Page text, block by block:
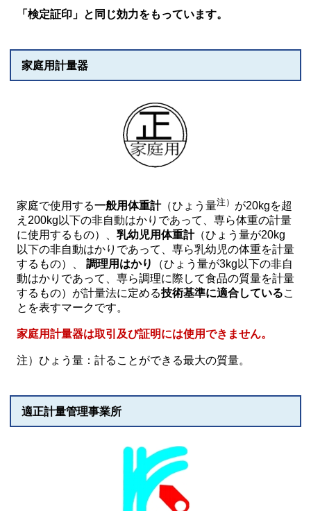
「検定証印」と同じ効力をもっています。
家庭用計量器
家庭で使用する一般用体重計（ひょう量注） が20kgを超
え200kg以下の非自動はかりであって、専ら体重の計量
に使用するもの）、 乳幼児用体重計（ひょう量が20kg
以下の非自動はかりであって、専ら乳幼児の体重を計量
するもの）、 調理用はかり
（ひょう量が3kg以下の非自
動はかりであって、専ら調理に際して食品の質量を計量
するもの）が計量法に定める技術基準に適合しているこ
とを表すマークです。
家庭用計量器は取引及び証明には使用できません。
注）ひょう量：計ることができる最大の質量。
適正計量管理事業所